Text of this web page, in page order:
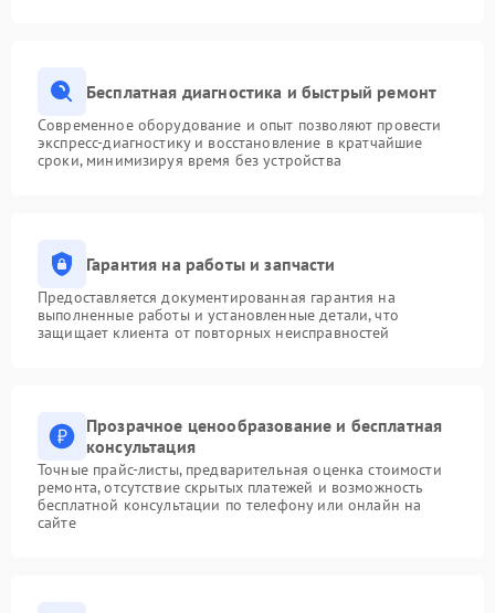
Бесплатная диагностика и быстрый ремонт
Современное оборудование и опыт позволяют провести
экспресс-диагностику и восстановление в кратчайшие
сроки, минимизируя время без устройства
Гарантия на работы и запчасти
Предоставляется документированная гарантия на
выполненные работы и установленные детали, что
защищает клиента от повторных неисправностей
Прозрачное ценообразование и бесплатная
консультация
Точные прайс-листы, предварительная оценка стоимости
ремонта, отсутствие скрытых платежей и возможность
бесплатной консультации по телефону или онлайн на
сайте